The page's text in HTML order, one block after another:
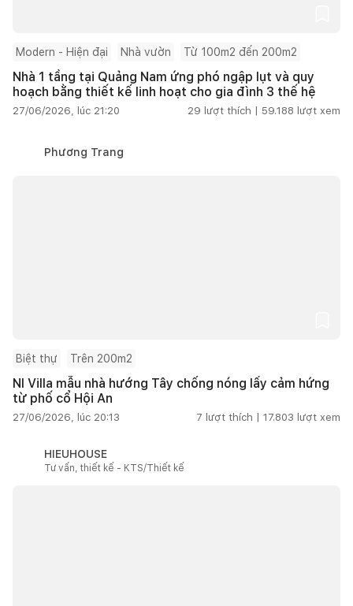
Modern - Hiện đại Nhà vườn Từ 100m2 đến 200m2
Nhà 1 tầng tại Quảng Nam ứng phó ngập lụt và quy
hoạch bằng thiết kế linh hoạt cho gia đình 3 thế hệ
27/06/2026, lúc 21:20 29 lượt thích | 59.188 lượt xem
Phương Trang
Biệt thự Trên 200m2
NI Villa mẫu nhà hướng Tây chống nóng lấy cảm hứng
từ phố cổ Hội An
27/06/2026, lúc 20:13 7 lượt thích | 17.803 lượt xem
HIEUHOUSE
Tư vấn, thiết kế - KTS/Thiết kế